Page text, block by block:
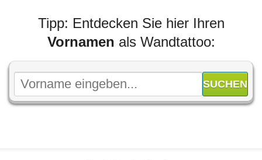
Tipp: Entdecken Sie hier Ihren
Vornamen als Wandtattoo: